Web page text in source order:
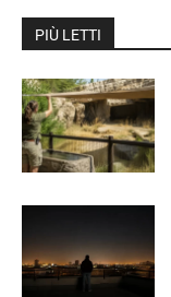
PIÙ LETTI